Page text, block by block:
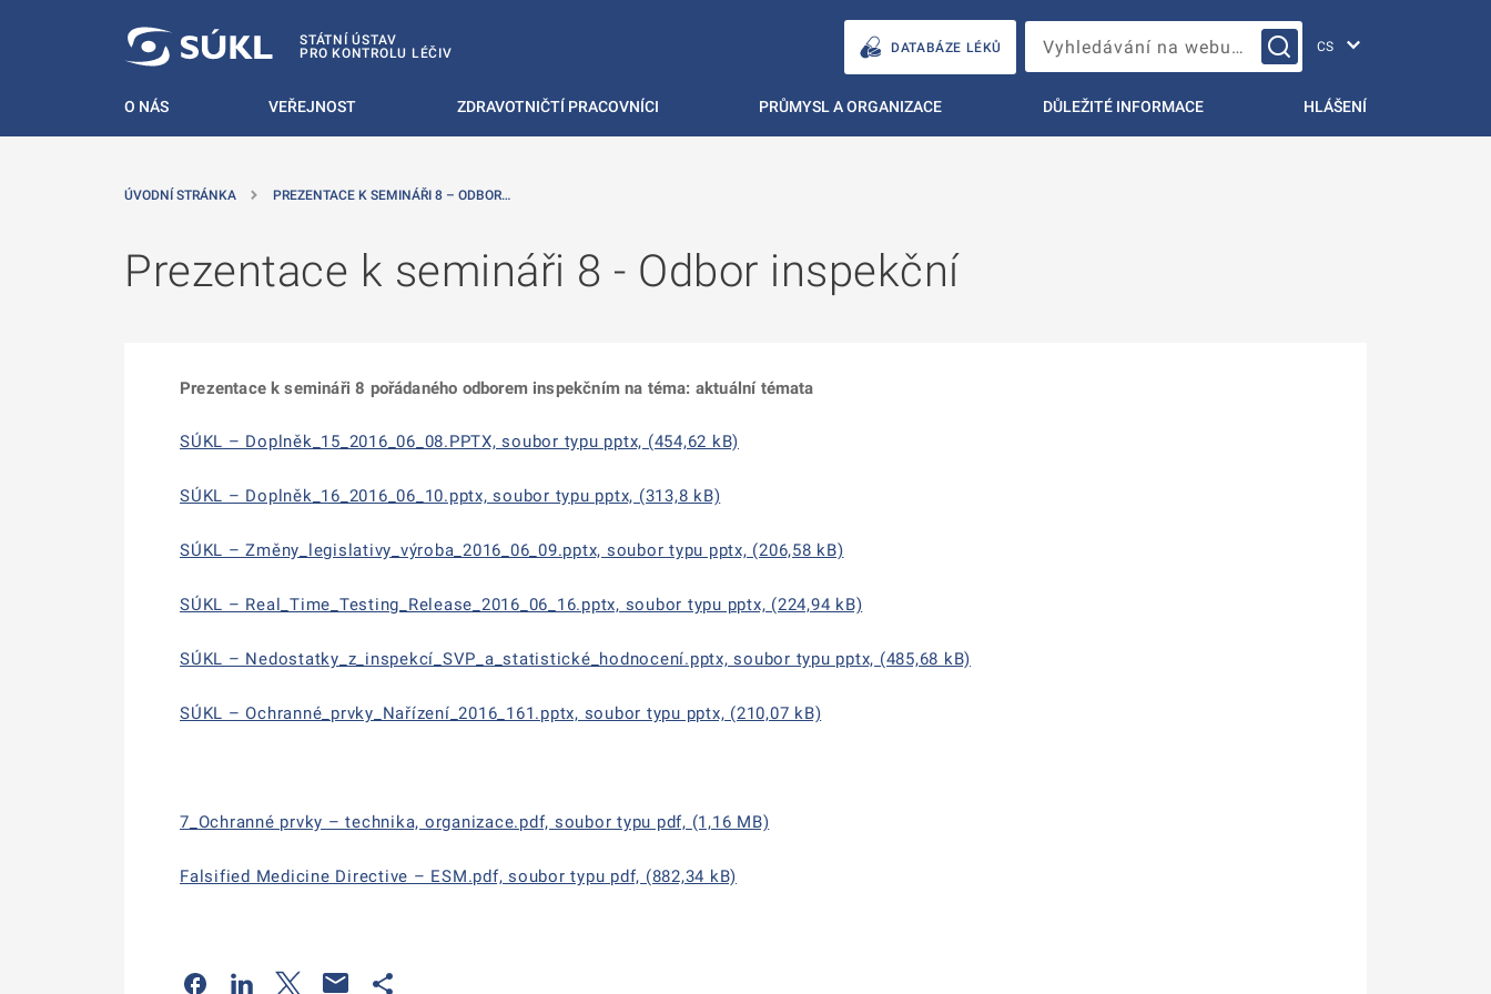
STÁTNÍ ÚSTAV
PRO KONTROLU LÉČIV
DATABÁZE LÉKŮ Vyhledávání na webu…
O NÁS VEŘEJNOST ZDRAVOTNIČTÍ PRACOVNÍCI PRŮMYSL A ORGANIZACE DŮLEŽITÉ INFORMACE HLÁŠENÍ
ÚVODNÍ STRÁNKA PREZENTACE K SEMINÁŘI 8 – ODBOR…
Prezentace k semináři 8 - Odbor inspekční
Prezentace k semináři 8 pořádaného odborem inspekčním na téma: aktuální témata
SÚKL – Doplněk_15_2016_06_08.PPTX, soubor typu pptx, (454,62 kB)
SÚKL – Doplněk_16_2016_06_10.pptx, soubor typu pptx, (313,8 kB)
SÚKL – Změny_legislativy_výroba_2016_06_09.pptx, soubor typu pptx, (206,58 kB)
SÚKL – Real_Time_Testing_Release_2016_06_16.pptx, soubor typu pptx, (224,94 kB)
SÚKL – Nedostatky_z_inspekcí_SVP_a_statistické_hodnocení.pptx, soubor typu pptx, (485,68 kB)
SÚKL – Ochranné_prvky_Nařízení_2016_161.pptx, soubor typu pptx, (210,07 kB)
7_Ochranné prvky – technika, organizace.pdf, soubor typu pdf, (1,16 MB)
Falsified Medicine Directive – ESM.pdf, soubor typu pdf, (882,34 kB)
Odkaz se otevře na nové kartě
Odkaz se otevře na nové kartě
Odkaz se otevře na nové kartě